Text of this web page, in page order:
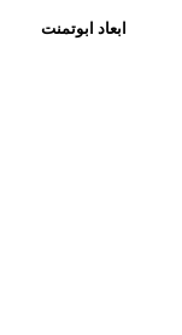
ابعاد ابوتمنت